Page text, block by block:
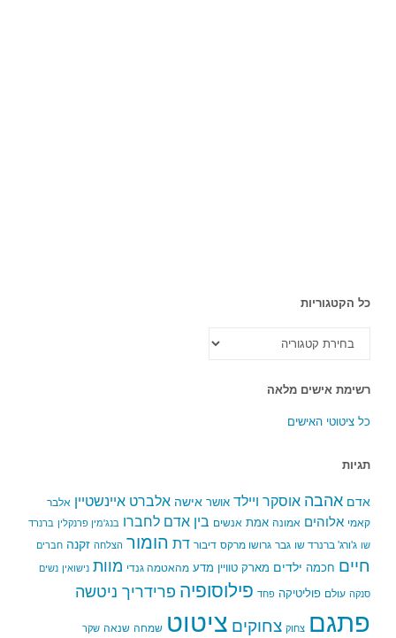
כל הקטגוריות
הקטגוריות
רשימת אישים מלאה
כל ציטוטי האישים
תגיות
אדם אהבה אוסקר ויילד אושר אישה אלברט איינשטיין אלבר
קאמי אלוהים אמונה אמת אנשים בין אדם לחברו בנג'מין פרנקלין ברנרד
שו ג'ורג' ברנרד שו גבר גרושו מרקס דיבור דת הומור הצלחה זקנה חברים
חיים חכמה ילדים מארק טוויין מדע מהאטמה גנדי מוות נישואין נשים
סנקה עולם פוליטיקה פחד פילוסופיה פרידריך ניטשה
פתגם צחוק צחוקים ציטוט שמחה שנאה שקר